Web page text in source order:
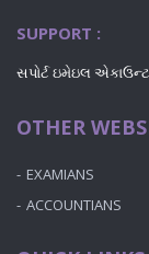
SUPPORT :
સપોર્ટ ઇમેઇલ
OTHER
EXAMIANS
ACCOUNTIANS